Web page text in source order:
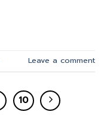
Leave a comment
10